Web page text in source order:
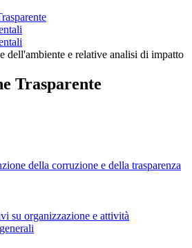
dell'ambiente e relative analisi di impatto
Trasparente
della corruzione e della trasparenza
su organizzazione e attività